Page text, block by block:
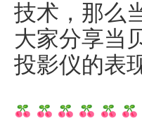
技术，那么
大家分享当
投影仪的表